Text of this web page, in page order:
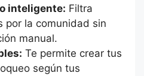
inteligente: Filtra
por la comunidad sin
manual.
Te permite crear tus
según tus